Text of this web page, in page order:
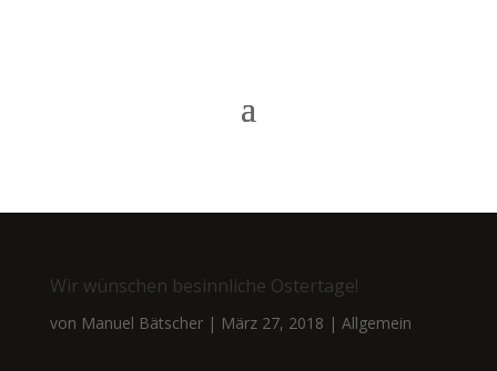
Wir wünschen besinnliche Ostertage!
von Manuel Bätscher| März 27, 2018 | Allgemein